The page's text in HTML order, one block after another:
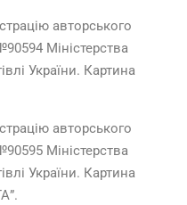
авторського
Міністерства
України. Картина
авторського
Міністерства
України. Картина